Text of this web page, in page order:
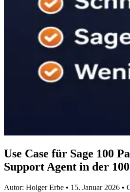
Use Case für Sage 100
Support Agent in der
Autor: Holger Erbe • 15. Januar 2026 •